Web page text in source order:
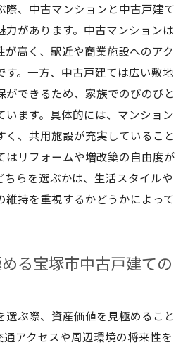
マンション選びで暮らしやす
周辺施設充実度を宝塚市で確
る宝塚市住まい選択術
ンションで子育て環境を整え
ン選択時の宝塚市子育て支援
際、中古マンションと中古戸建て
力があります。中古マンションは
が高く、駅近や商業施設へのアク
す。一方、中古戸建ては広い敷地
ができるため、家族でのびのびと
います。具体的には、マンション
く、共用施設が充実していること
はリフォームや増改築の自由度が
ちらを選ぶかは、生活スタイルや
維持を重視するかどうかによって
る宝塚市中古戸建ての
選ぶ際、資産価値を見極めること
通アクセスや周辺環境の将来性を